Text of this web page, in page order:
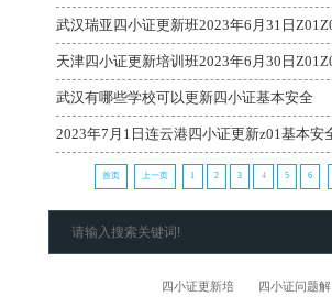
武汉有哪些学校可以更新四小证基本安全
首页 上一页 1 2 3 4 5 6
四小证更新培 四小证问题解